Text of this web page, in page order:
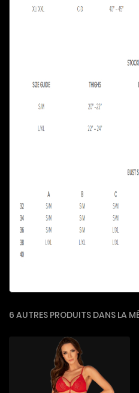
6 AUTRES PRODUITS DANS LA